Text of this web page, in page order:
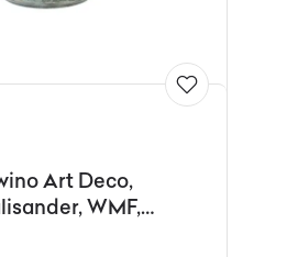
Art Deco,
WMF,